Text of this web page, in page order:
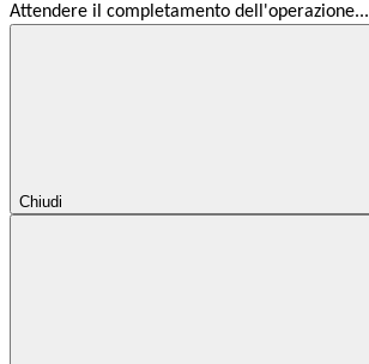
Attendere il completamento dell'operazione...
Chiudi